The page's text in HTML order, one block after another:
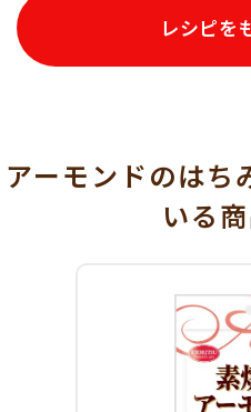
レシピを
アーモンドのはち
いる